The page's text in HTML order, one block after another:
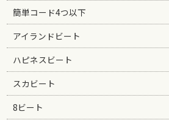
簡単コード4つ以下
アイランドビート
ハピネスビート
スカビート
8ビート